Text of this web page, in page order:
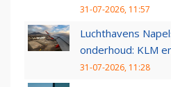
31-07-2026, 11:57
Luchthavens
onderhoud: KLM
31-07-2026, 11:28